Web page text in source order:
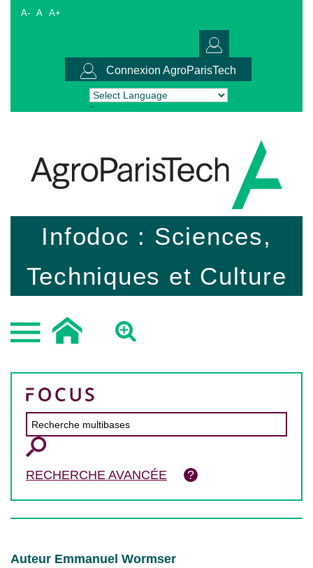
A- A A+
Connexion AgroParisTech
Powered by Translate
Infodoc : Sciences,
Techniques et Culture
RECHERCHE AVANCÉE
Auteur Emmanuel Wormser